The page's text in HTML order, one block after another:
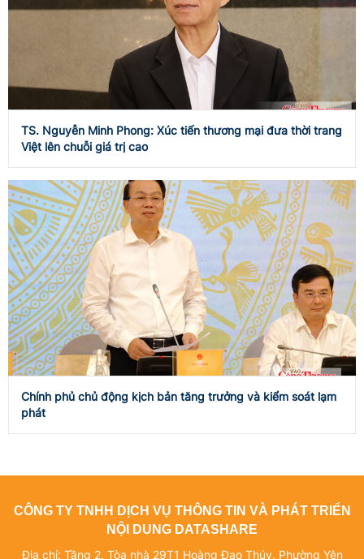
TS. Nguyễn Minh Phong: Xúc tiến thương mại đưa thời trang
Việt lên chuỗi giá trị cao
Chính phủ chủ động kịch bản tăng trưởng và kiểm soát lạm
phát
CÔNG TY TNHH DỊCH VỤ THÔNG TIN VÀ PHÁT TRIỂN
NỘI DUNG DATASHARE
Địa chỉ: Tầng 2, Tòa nhà 29T1 Hoàng Đạo Thúy, Phường Yên